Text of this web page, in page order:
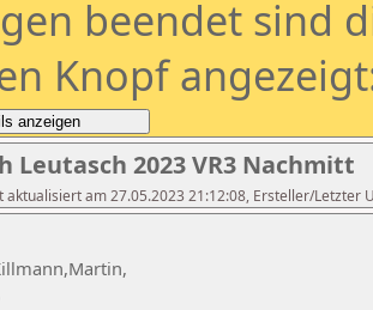
beendet sind
Knopf
Leutasch 2023 VR3 Nachmitt
aktualisiert am 27.05.2023 21:12:08, Ersteller/Letzter